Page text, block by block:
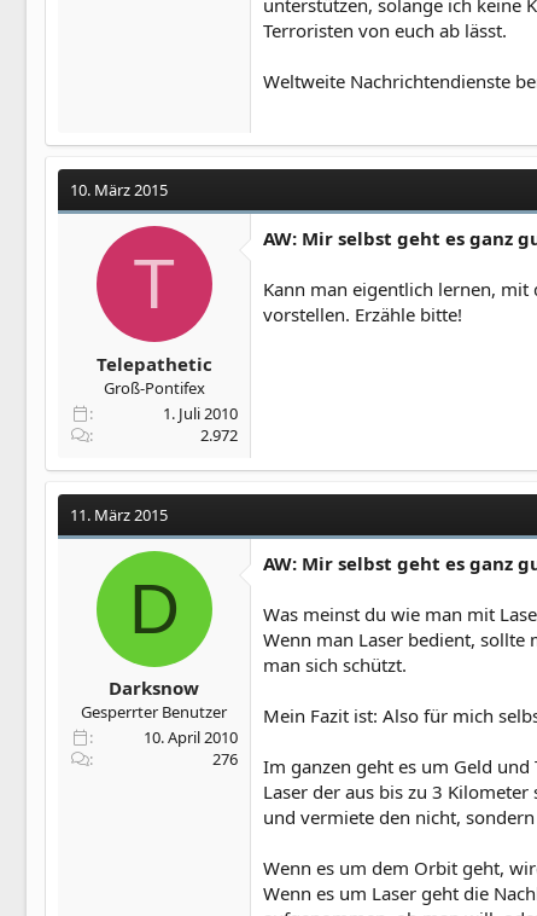
unterstützen, solange ich keine
Terroristen von euch ab lässt.
Weltweite Nachrichtendienste
10. März 2015
T
Telepathetic
Groß-Pontifex
1. Juli 2010
2.972
AW: Mir selbst geht es ganz
Kann man eigentlich lernen, mit
vorstellen. Erzähle bitte!
11. März 2015
D
Darksnow
Gesperrter Benutzer
10. April 2010
276
AW: Mir selbst geht es ganz
Was meinst du wie man mit
Wenn man Laser bedient, sollte
man sich schützt.
Mein Fazit ist: Also für mich
Im ganzen geht es um Geld
Laser der aus bis zu 3
und vermiete den nicht,
Wenn es um dem Orbit geht,
Wenn es um Laser geht die